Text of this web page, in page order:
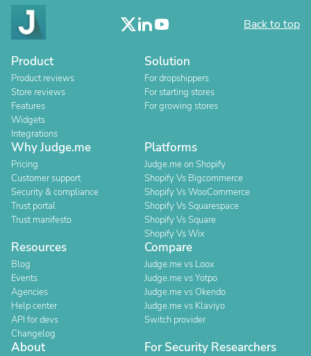
Back to top
Product
Product reviews
Store reviews
Features
Widgets
Integrations
Solution
For dropshippers
For starting stores
For growing stores
Why Judge.me
Pricing
Customer support
Security & compliance
Trust portal
Trust manifesto
Platforms
Judge.me on Shopify
Shopify Vs Bigcommerce
Shopify Vs WooCommerce
Shopify Vs Squarespace
Shopify Vs Square
Shopify Vs Wix
Resources
Blog
Events
Agencies
Help center
API for devs
Changelog
Compare
Judge.me vs Loox
Judge.me vs Yotpo
Judge.me vs Okendo
Judge.me vs Klaviyo
Switch provider
About For Security Researchers